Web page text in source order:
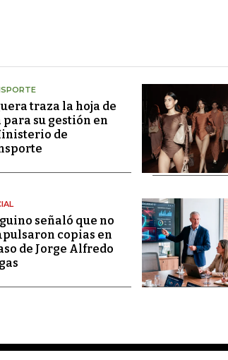
traza la hoja de
para su gestión en
de
señaló que no
copias en
de Jorge Alfredo